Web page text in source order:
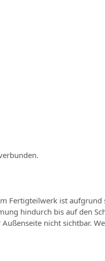
Fertigteilwerk ist
hindurch bis auf den
nicht sichtbar.